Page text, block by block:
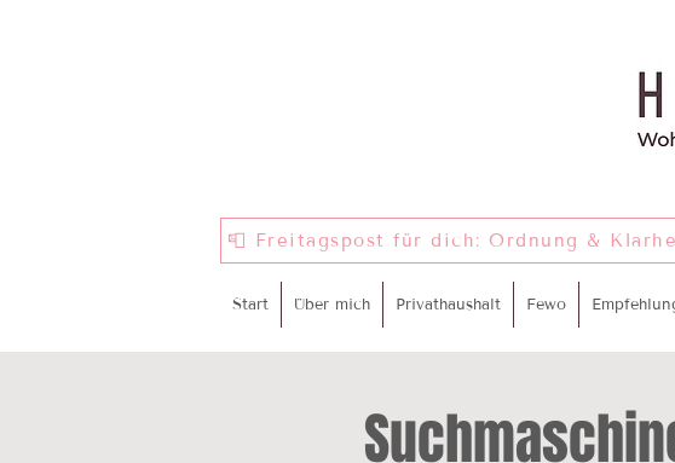
📮 Freitagspost für dich: Ordnung &
Start Über mich Privathaushalt Fewo